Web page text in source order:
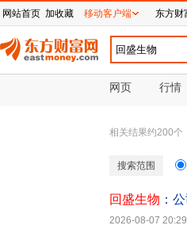
网页 行情
相关结果约200个
搜索范围
回盛生物 ：
2026-08-07
网站首页 加收藏 移动客户端 东方财